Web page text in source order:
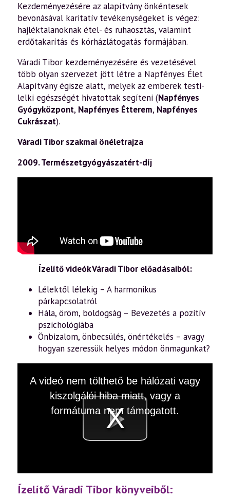
Kezdeményezésére az alapítvány önkéntesek
bevonásával karitatív tevékenységeket is végez:
hajléktalanoknak étel- és ruhaosztás, valamint
erdőtakarítás és kórházlátogatás formájában.
Váradi Tibor kezdeményezésére és vezetésével
több olyan szervezet jött létre a Napfényes Élet
Alapítvány égisze alatt, melyek az emberek testi-
lelki egészségét hivatottak segíteni (Napfényes
Gyógyközpont, Napfényes Étterem, Napfényes
Cukrászat).
Váradi Tibor szakmai önéletrajza
2009. Természetgyógyászatért-díj
Ízelítő videók Váradi Tibor előadásaiból:
Lélektől lélekig – A harmonikus
párkapcsolatról
Hála, öröm, boldogság – Bevezetés a pozitív
pszichológiába
Önbizalom, önbecsülés, önértékelés – avagy
hogyan szeressük helyes módon önmagunkat?
Videó
A videó nem tölthető be hálózati vagy
kiszolgálói hiba miatt, vagy a
formátuma nem támogatott.
Ízelítő Váradi Tibor könyveiből: